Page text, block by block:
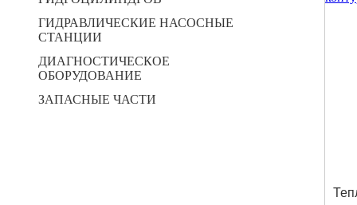
ГИДРАВЛИЧЕСКИЕ НАСОСНЫЕ
СТАНЦИИ
ДИАГНОСТИЧЕСКОЕ
ОБОРУДОВАНИЕ
ЗАПАСНЫЕ ЧАСТИ